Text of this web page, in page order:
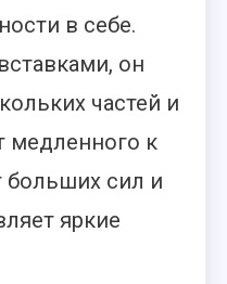
в себе.
он
частей и
медленного к
больших сил и
яркие